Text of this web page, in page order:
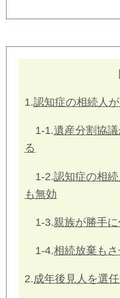
1.認知症の相続人
1-1.遺産分割協
る
1-2.認知症の相
も無効
1-3.親族が勝手
1-4.相続放棄も
2.成年後見人を選